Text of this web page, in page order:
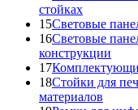
стойках
15Световые
16Световые
конструкции
17
18Стойки для
материалов